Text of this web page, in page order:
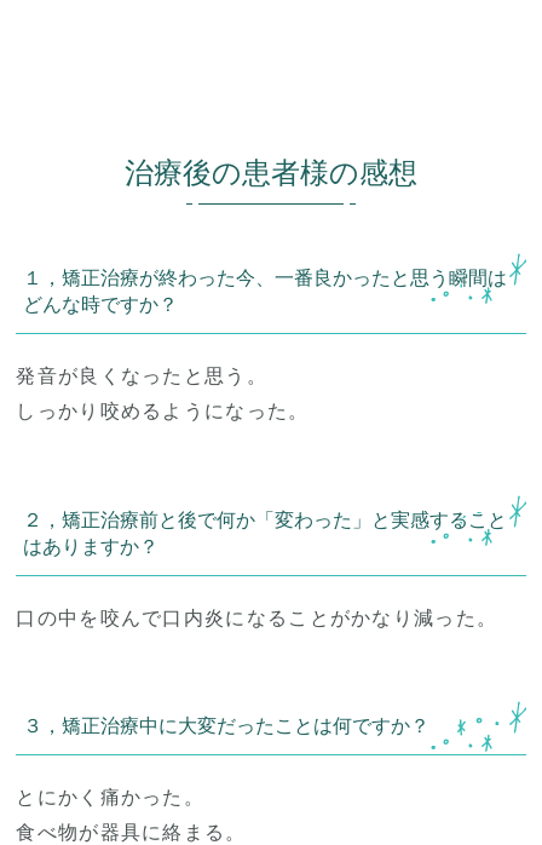
治療後の患者様の感想
１，矯正治療が終わった今、一番良かったと思う瞬間は
どんな時ですか？
発音が良くなったと思う。
しっかり咬めるようになった。
２，矯正治療前と後で何か「変わった」と実感すること
はありますか？
口の中を咬んで口内炎になることがかなり減った。
３，矯正治療中に大変だったことは何ですか？
とにかく痛かった。
食べ物が器具に絡まる。